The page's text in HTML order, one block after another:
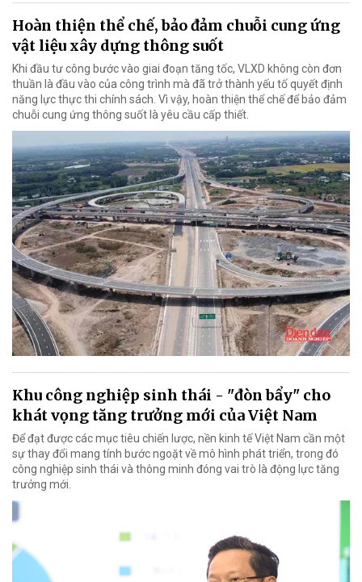
Hoàn thiện thể chế, bảo đảm chuỗi cung ứng
vật liệu xây dựng thông suốt
Khi đầu tư công bước vào giai đoạn tăng tốc, VLXD không còn đơn
thuần là đầu vào của công trình mà đã trở thành yếu tố quyết định
năng lực thực thi chính sách. Vì vậy, hoàn thiện thể chế để bảo đảm
chuỗi cung ứng thông suốt là yêu cầu cấp thiết.
Khu công nghiệp sinh thái - "đòn bẩy" cho
khát vọng tăng trưởng mới của Việt Nam
Để đạt được các mục tiêu chiến lược, nền kinh tế Việt Nam cần một
sự thay đổi mang tính bước ngoặt về mô hình phát triển, trong đó
công nghiệp sinh thái và thông minh đóng vai trò là động lực tăng
trưởng mới.